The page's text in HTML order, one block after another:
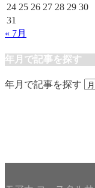
24 25 26 27 28 29 30
31
« 7月
年月で記事を探す
年月で記事を探す